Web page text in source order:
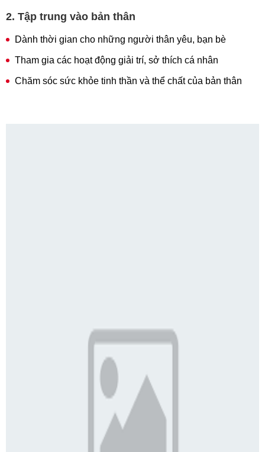
2. Tập trung vào bản thân
Dành thời gian cho những người thân yêu, bạn bè
Tham gia các hoạt động giải trí, sở thích cá nhân
Chăm sóc sức khỏe tinh thần và thể chất của bản thân